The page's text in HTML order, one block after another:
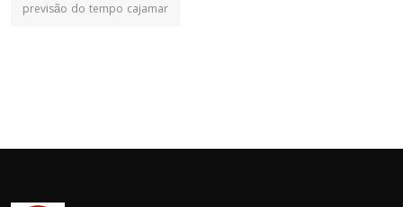
previsão do tempo cajamar